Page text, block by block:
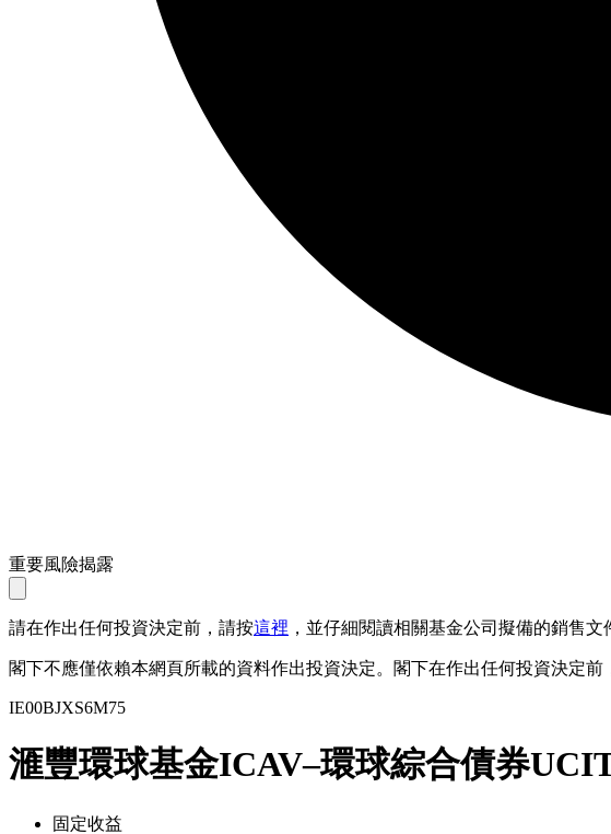
重要風險揭露
請在作出任何投資決定前，請按這裡 ，並仔細閱讀相關基金公司擬備的銷售
閣下不應僅依賴本網頁所載的資料作出投資決定。閣下在作出任何投資決定前
IE00BJXS6M75
滙豐環球基金ICAV–環球綜合債券
固定收益